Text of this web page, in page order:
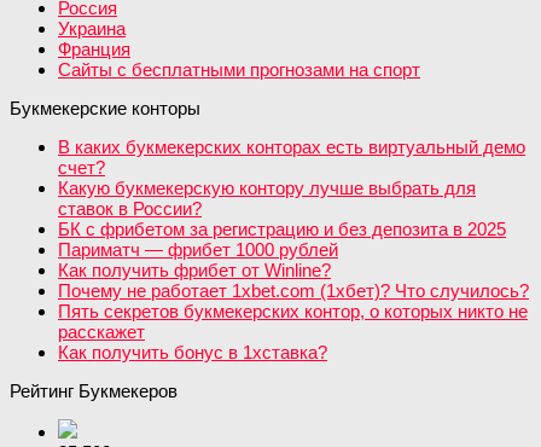
Россия
Украина
Франция
Сайты с бесплатными прогнозами на спорт
Букмекерские конторы
В каких букмекерских конторах есть виртуальный демо
счет?
Какую букмекерскую контору лучше выбрать для
ставок в России?
БК с фрибетом за регистрацию и без депозита в 2025
Париматч — фрибет 1000 рублей
Как получить фрибет от Winline?
Почему не работает 1xbet.com (1хбет)? Что случилось?
Пять секретов букмекерских контор, о которых никто не
расскажет
Как получить бонус в 1хставка?
Рейтинг Букмекеров